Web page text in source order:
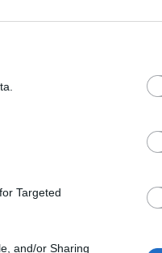
Targeted
and/or Sharing